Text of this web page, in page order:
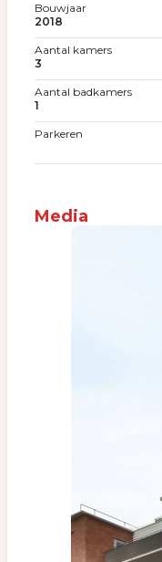
Bouwjaar
2018
Aantal kamers
3
Aantal badkamers
1
Parkeren
Media